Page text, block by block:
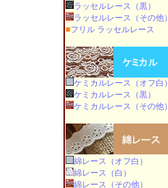
ラッセルレース（黒）
ラッセルレース（その他）
■フリル ラッセルレース
ケミカルレース（オフ白）
ケミカルレース（黒）
ケミカルレース（その他）
綿レース（オフ白）
綿レース（白）
綿レース（その他）